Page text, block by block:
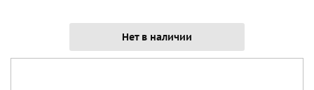
Нет в наличии